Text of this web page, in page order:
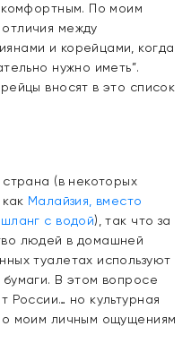
комфортным. По моим
между
и корейцами, когда
нужно иметь”.
вносят в это список
(в некоторых
Малайзия, вместо
с водой), так что за
людей в домашней
туалетах используют
В этом вопросе
России… но культурная
моим личным ощущениям